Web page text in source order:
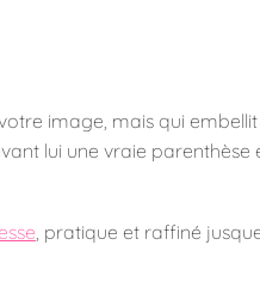
image, mais qui
lui une vraie parenthèse
, pratique et raffiné